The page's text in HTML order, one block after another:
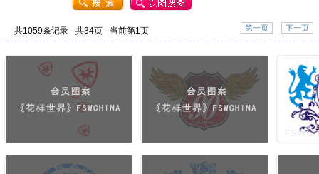
共1059条记录 - 共34页 - 当前第1页 第一页 下一页